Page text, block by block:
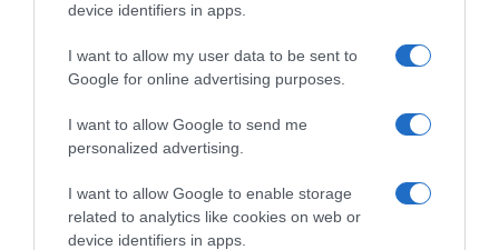
device identifiers in apps.
I want to allow my user data to be sent to
Google for online advertising purposes.
I want to allow Google to send me
personalized advertising.
I want to allow Google to enable storage
related to analytics like cookies on web or
device identifiers in apps.
Παλαιό Φάληρο: Συνελήφθη 49χρονος
ως μέλος της εγκληματικής
οργάνωσης του “Έντικ” –
Κατηγορείται για εκβιασμούς και
ξυλοδαρμούς επιχειρηματιών
Ο άνδρας είχε διαφύγει στο εξωτερικό κι επέστρεψε στην
Ελλάδα